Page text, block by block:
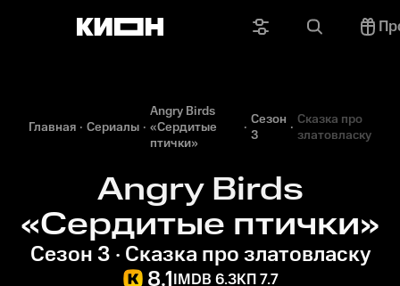
Главная Сериалы
Angry Birds
«Сердитые
птички»
Сезон
3
Сказка про
златовласку
Angry Birds
«Сердитые птички»
Сезон 3 · Сказка про златовласку
8.1IMDB 6.3КП 7.7